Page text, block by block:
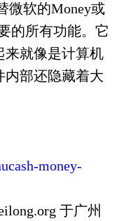
微软的Money或
的所有功能。它
来就像是计算机
内部还隐藏着大
money-
于广州